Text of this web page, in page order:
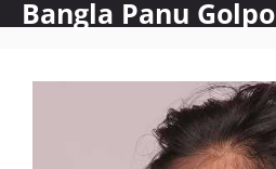
SkipBangla Panu Golpo